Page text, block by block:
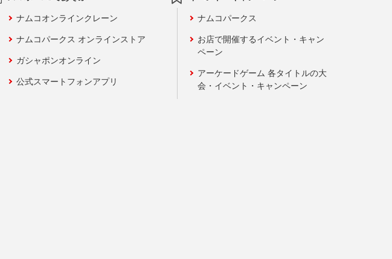
ナムコオンラインクレーン
ナムコパークス オンラインストア
ガシャポンオンライン
公式スマートフォンアプリ
ナムコパークス
お店で開催するイベント・キャン
ペーン
アーケードゲーム 各タイトルの大
会・イベント・キャンペーン